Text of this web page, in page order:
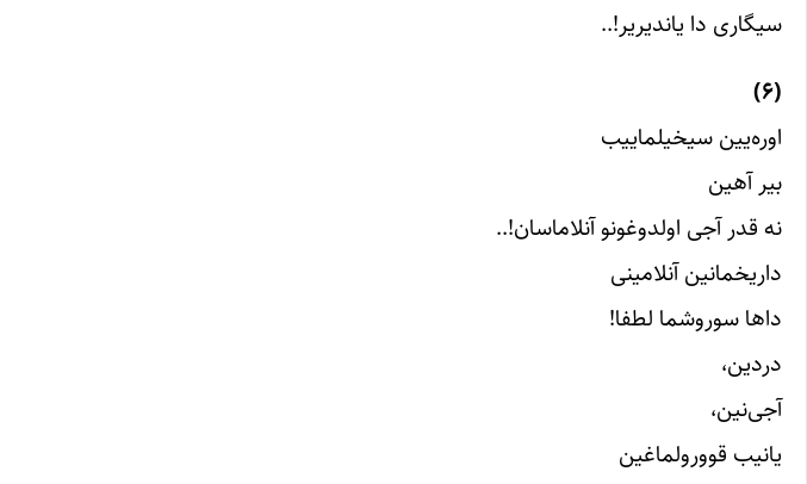
سیگاری دا یاندیریر!..
(۶)
اوره‌یین سیخیلماییب
بیر آهین
نه قدر آجی اولدوغونو آنلاماسان!..
داریخمانین آنلامینی
داها سوروشما لطفا!
دردین،
آجی‌نین،
یانیب قوورولماغین